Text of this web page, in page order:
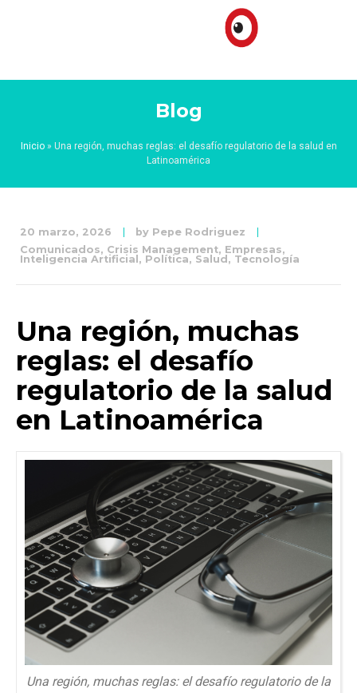
Blog
Inicio» Una región, muchas reglas: el desafío regulatorio de la salud en
Latinoamérica
20 marzo, 2026 by Pepe Rodriguez
Comunicados, Crisis Management, Empresas,
Inteligencia Artificial , Política, Salud , Tecnología
Una región, muchas
reglas: el desafío
regulatorio de la salud
en Latinoamérica
Una región, muchas reglas: el desafío regulatorio de la